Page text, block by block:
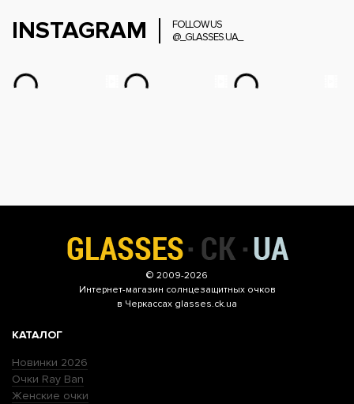
INSTAGRAM
FOLLOW US
@_GLASSES.UA_
© 2009-2026
Интернет-магазин солнцезащитных очков
в Черкассах glasses.ck.ua
КАТАЛОГ
Новинки 2026
Очки Ray Ban
Женские очки